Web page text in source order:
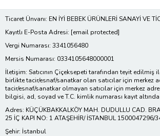
Ticaret Ünvanı: EN İYİ BEBEK ÜRÜNLERİ SANAYİ VE
Kayıtlı E-Posta Adresi: [email protected]
Vergi Numarası: 3341056480
Mersis Numarası: 0334105648000001
İletişim: Satıcının Çiçeksepeti tarafından teyit
birlikte tacir/esnaf/sanatkar olan satıcılar için merkez
tacir/esnaf/sanatkar olmayan satıcılar için merkez
bilgisi, ad, soyad ve T.C. kimlik numarası kayıt
Adres: KÜÇÜKBAKKALKÖY MAH. DUDULLU CAD.
25 İÇ KAPI NO: 1 ATAŞEHİR/ İSTANBUL 1500047296/
Şehir: İstanbul